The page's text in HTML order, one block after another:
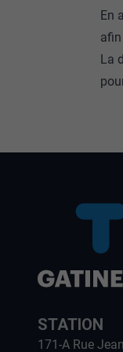
En
La
STATION
171-A Rue